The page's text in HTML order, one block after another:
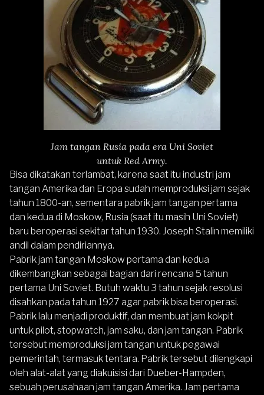
Jam tangan Rusia pada era Uni Soviet
untuk Red Army.
Bisa dikatakan terlambat, karena saat itu industri jam
tangan Amerika dan Eropa sudah memproduksi jam sejak
tahun 1800-an, sementara pabrik jam tangan pertama
dan kedua di Moskow, Rusia (saat itu masih Uni Soviet)
baru beroperasi sekitar tahun 1930. Joseph Stalin memiliki
andil dalam pendiriannya.
Pabrik jam tangan Moskow pertama dan kedua
dikembangkan sebagai bagian dari rencana 5 tahun
pertama Uni Soviet. Butuh waktu 3 tahun sejak resolusi
disahkan pada tahun 1927 agar pabrik bisa beroperasi.
Pabrik lalu menjadi produktif, dan membuat jam kokpit
untuk pilot, stopwatch, jam saku, dan jam tangan. Pabrik
tersebut memproduksi jam tangan untuk pegawai
pemerintah, termasuk tentara. Pabrik tersebut dilengkapi
oleh alat-alat yang diakuisisi dari Dueber-Hampden,
sebuah perusahaan jam tangan Amerika. Jam pertama